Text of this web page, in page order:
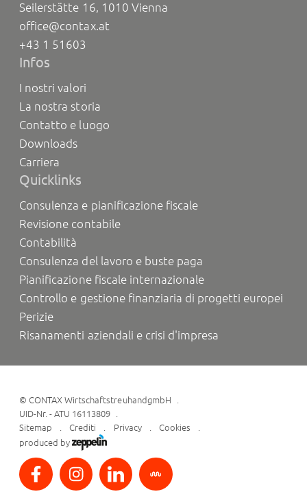
Seilerstätte 16, 1010 Vienna
office@contax.at
+43 1 51603
Infos
I nostri valori
La nostra storia
Contatto e luogo
Downloads
Carriera
Quicklinks
Consulenza e pianificazione fiscale
Revisione contabile
Contabilità
Consulenza del lavoro e buste paga
Pianificazione fiscale internazionale
Controllo e gestione finanziaria di progetti europei
Perizie
Risanamenti aziendali e crisi d'impresa
©CONTAX WirtschaftstreuhandgmbH
UID-Nr. - ATU 16113809
Sitemap
Crediti Privacy
Cookies
produced by